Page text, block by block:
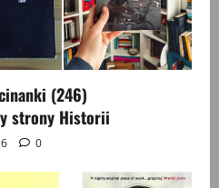
(246)
strony Historii
0